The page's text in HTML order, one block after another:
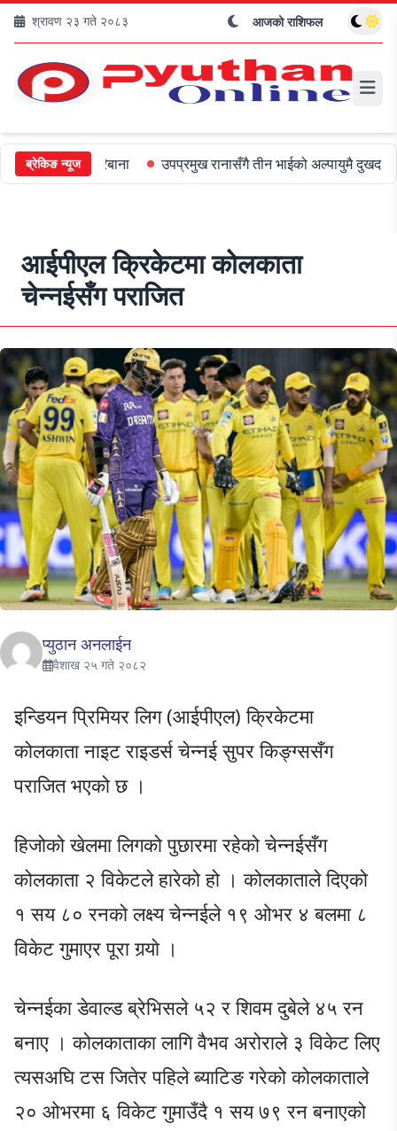
श्रावण २३ गते २०८३ आजको राशिफल
ब्रेकिङ न्यूज
जरिबाना उपप्रमुख रानासँगै तीन भाईको अल्पायुमै दुखद निधन
आईपीएल क्रिकेटमा कोलकाता
चेन्नईसँग पराजित
प्युठान अनलाईन
वैशाख २५ गते २०८२
इन्डियन प्रिमियर लिग (आईपीएल) क्रिकेटमा
कोलकाता नाइट राइडर्स चेन्नई सुपर किङ्ग्ससँग
पराजित भएको छ ।
हिजोको खेलमा लिगको पुछारमा रहेको चेन्नईसँग
कोलकाता २ विकेटले हारेको हो । कोलकाताले दिएको
१ सय ८० रनको लक्ष्य चेन्नईले १९ ओभर ४ बलमा ८
विकेट गुमाएर पूरा गर्‍याे ।
चेन्नईका डेवाल्ड ब्रेभिसले ५२ र शिवम दुबेले ४५ रन
बनाए । कोलकाताका लागि वैभव अरोराले ३ विकेट लिए
त्यसअघि टस जितेर पहिले ब्याटिङ गरेको कोलकाताले
२० ओभरमा ६ विकेट गुमाउँदै १ सय ७९ रन बनाएको